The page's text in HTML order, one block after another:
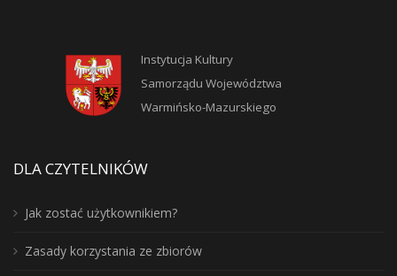
Instytucja Kultury
Samorządu Województwa
Warmińsko-Mazurskiego
DLA CZYTELNIKÓW
Jak zostać użytkownikiem?
Zasady korzystania ze zbiorów